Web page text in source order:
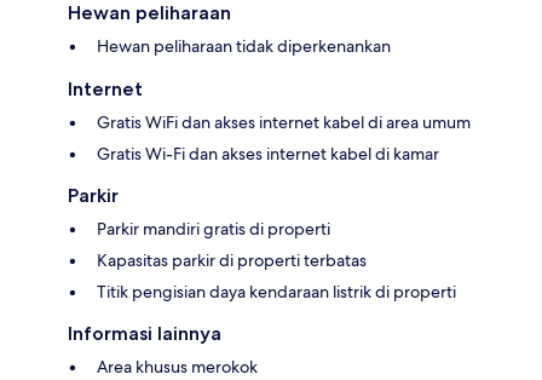
Hewan peliharaan
Hewan peliharaan tidak diperkenankan
Internet
Gratis WiFi dan akses internet kabel di area umum
Gratis Wi-Fi dan akses internet kabel di kamar
Parkir
Parkir mandiri gratis di properti
Kapasitas parkir di properti terbatas
Titik pengisian daya kendaraan listrik di properti
Informasi lainnya
Area khusus merokok